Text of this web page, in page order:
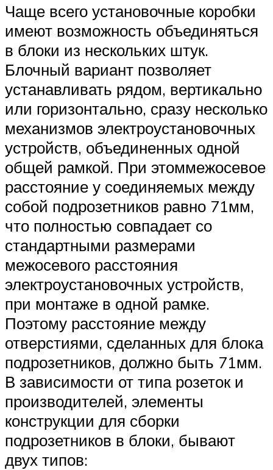
Чаще всего установочные коробки
имеют возможность объединяться
в блоки из нескольких штук.
Блочный вариант позволяет
устанавливать рядом, вертикально
или горизонтально, сразу несколько
механизмов электроустановочных
устройств, объединенных одной
общей рамкой. При этоммежосевое
расстояние у соединяемых между
собой подрозетников равно 71мм,
что полностью совпадает со
стандартными размерами
межосевого расстояния
электроустановочных устройств,
при монтаже в одной рамке.
Поэтому расстояние между
отверстиями, сделанных для блока
подрозетников, должно быть 71мм.
В зависимости от типа розеток и
производителей, элементы
конструкции для сборки
подрозетников в блоки, бывают
двух типов: